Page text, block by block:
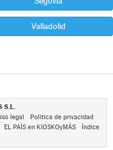
Valladolid
S.L.
legal
Política de privacidad
EL PAÍS en KIOSKOyMÁS
Índice